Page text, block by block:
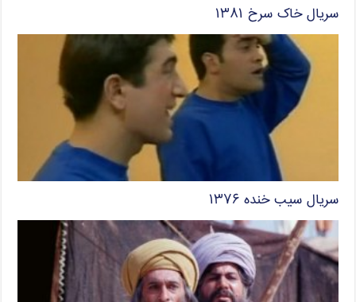
سریال خاک سرخ ۱۳۸۱
سریال سیب خنده ۱۳۷۶